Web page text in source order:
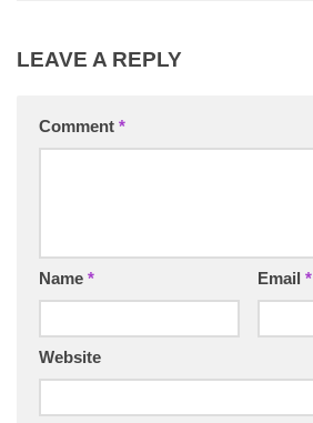
LEAVE A REPLY
Comment *
Name * Email *
Website